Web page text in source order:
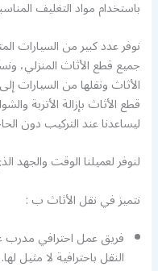
باستخدام مواد التغليف
نوفر عدد كبير من السيارات
جميع قطع الأثاث المنزلي،
الأثاث ونقلها من السيارات
قطع الأثاث بإزالة الأتربة
ليساعدنا عند التركيب دون
لنوفر لعميلنا الوقت والجهد
نتميز في نقل الأثاث ب :
فريق عمل احترافي مدرب
النقل باحترافية لا مثيل لها.